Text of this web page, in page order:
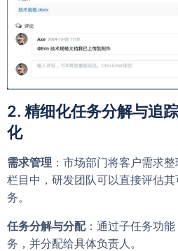
2. 精细化任务分解与追
化
需求管理 ：市场部门将客户需求
栏目中，研发团队可以直接评估
务。
任务分解与分配：通过子任务功
务，并分配给具体负责人。